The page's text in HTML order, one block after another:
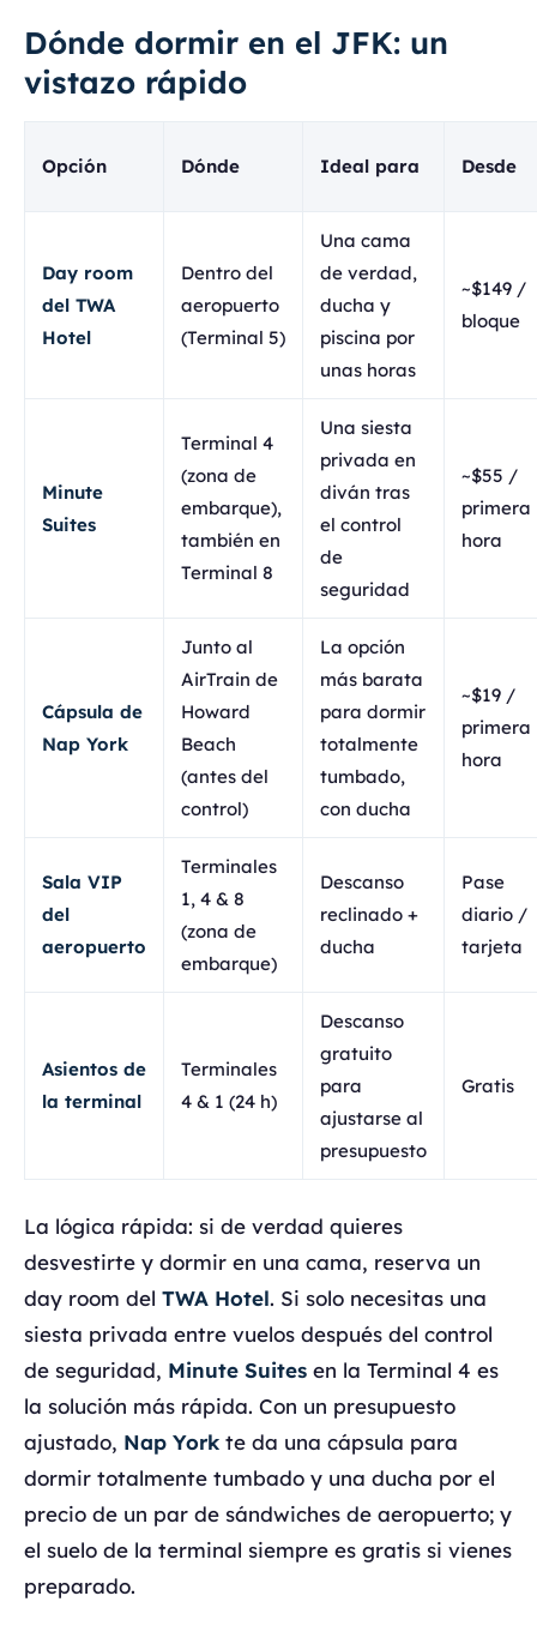
Dónde dormir en el JFK: un
vistazo rápido
Opción Dónde Ideal para Desde
Day room
del TWA
Hotel
Dentro del
aeropuerto
(Terminal 5)
Una cama
de verdad,
ducha y
piscina por
unas horas
~$149 /
bloque
Minute
Suites
Terminal 4
(zona de
embarque),
también en
Terminal 8
Una siesta
privada en
diván tras
el control
de
seguridad
~$55 /
primera
hora
Cápsula de
Nap York
Junto al
AirTrain de
Howard
Beach
(antes del
control)
La opción
más barata
para dormir
totalmente
tumbado,
con ducha
~$19 /
primera
hora
Sala VIP
del
aeropuerto
Terminales
1, 4 & 8
(zona de
embarque)
Descanso
reclinado +
ducha
Pase
diario /
tarjeta
Asientos de
la terminal
Terminales
4 & 1 (24 h)
Descanso
gratuito
para
ajustarse al
presupuesto
Gratis
La lógica rápida: si de verdad quieres
desvestirte y dormir en una cama, reserva un
day room del TWA Hotel. Si solo necesitas una
siesta privada entre vuelos después del control
de seguridad, Minute Suites en la Terminal 4 es
la solución más rápida. Con un presupuesto
ajustado, Nap York te da una cápsula para
dormir totalmente tumbado y una ducha por el
precio de un par de sándwiches de aeropuerto; y
el suelo de la terminal siempre es gratis si vienes
preparado.